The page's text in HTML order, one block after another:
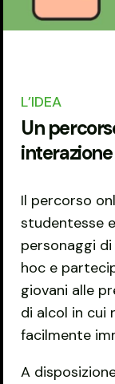
L’IDEA
Un
Il percorso
studentesse
personaggi
hoc e
giovani alle
di alcol in cui
facilmente
A